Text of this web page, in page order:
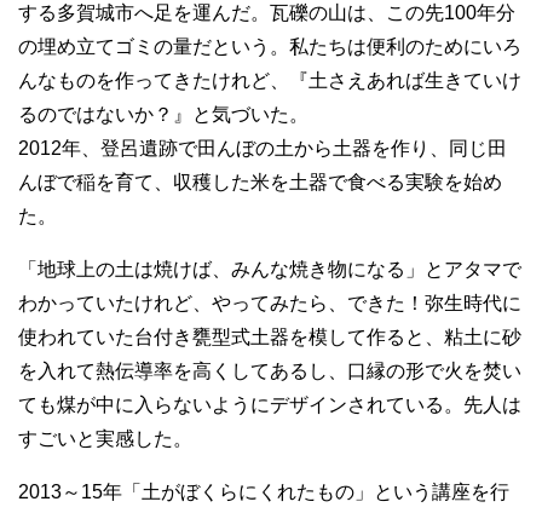
する多賀城市へ足を運んだ。瓦礫の山は、この先100年分
の埋め立てゴミの量だという。私たちは便利のためにいろ
んなものを作ってきたけれど、『土さえあれば生きていけ
るのではないか？』と気づいた。
2012年、登呂遺跡で田んぼの土から土器を作り、同じ田
んぼで稲を育て、収穫した米を土器で食べる実験を始め
た。
「地球上の土は焼けば、みんな焼き物になる」とアタマで
わかっていたけれど、やってみたら、できた！弥生時代に
使われていた台付き甕型式土器を模して作ると、粘土に砂
を入れて熱伝導率を高くしてあるし、口縁の形で火を焚い
ても煤が中に入らないようにデザインされている。先人は
すごいと実感した。
2013～15年「土がぼくらにくれたもの」という講座を行